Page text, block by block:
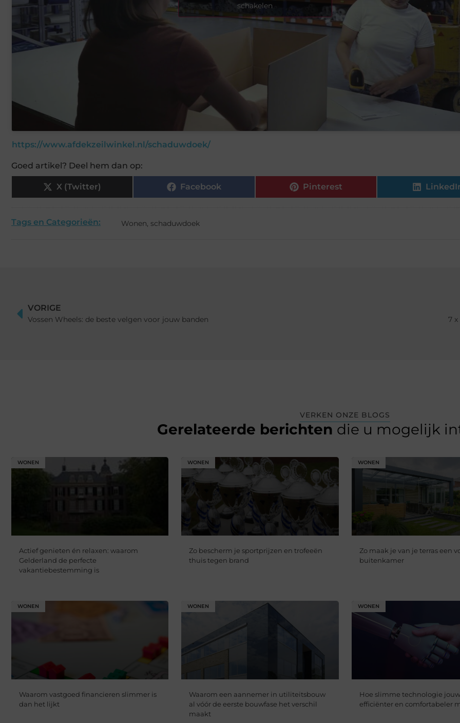
schakelen
https://www.afdekzeilwinkel.nl/schaduwdoek/
Goed artikel? Deel hem dan op:
X (Twitter) Facebook Pinterest
Tags en Categorieën: Wonen, schaduwdoek
VORIGE
Vossen Wheels: de beste velgen voor jouw banden 7
VERKEN ONZE BLOGS
Gerelateerde berichten die u mogelijk
WONEN
Actief genieten én relaxen: waarom
Gelderland de perfecte
vakantiebestemming is
WONEN
Zo bescherm je sportprijzen en trofeeën
thuis tegen brand
WONEN
Zo maak je van je terras een
buitenkamer
WONEN
Waarom vastgoed financieren slimmer is
dan het lijkt
WONEN
Waarom een aannemer in utiliteitsbouw
al vóór de eerste bouwfase het verschil
maakt
WONEN
Hoe slimme technologie
efficiënter en comfortabeler